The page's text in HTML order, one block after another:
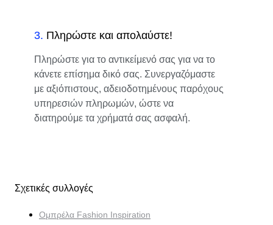
3. Πληρώστε και απολαύστε!
Πληρώστε για το αντικείμενό σας για να το
κάνετε επίσημα δικό σας. Συνεργαζόμαστε
με αξιόπιστους, αδειοδοτημένους παρόχους
υπηρεσιών πληρωμών, ώστε να
διατηρούμε τα χρήματά σας ασφαλή.
Σχετικές συλλογές
Ομπρέλα Fashion Inspiration